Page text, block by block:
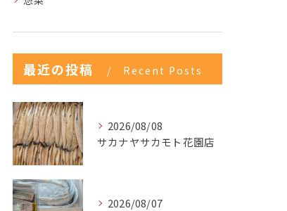
最近の投稿 Recent Posts
2026/08/08
サカナヤサカモト花園店
2026/08/07